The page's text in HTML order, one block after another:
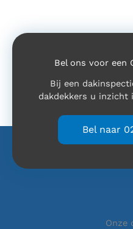
Bel ons voor een
Bij een
dakdekkers u inzicht
Bel naar
Onze